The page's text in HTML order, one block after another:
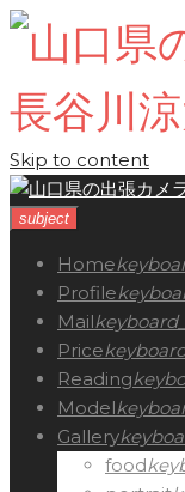
Skip to content
subject
Home
Profile
Mail
Price
Reading
Model
Gallery
food